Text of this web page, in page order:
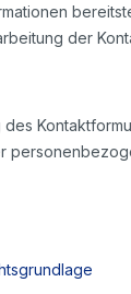
der
des